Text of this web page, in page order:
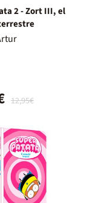
2 - Zort III, el
12,95€